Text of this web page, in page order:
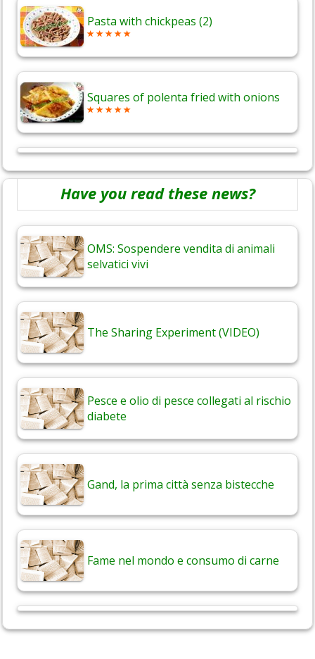
Pasta with chickpeas (2)
Squares of polenta fried with onions
Have you read these news?
OMS: Sospendere vendita di animali
selvatici vivi
The Sharing Experiment (VIDEO)
Pesce e olio di pesce collegati al rischio
diabete
Gand, la prima città senza bistecche
Fame nel mondo e consumo di carne